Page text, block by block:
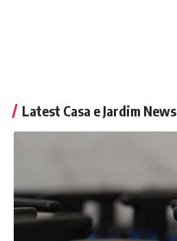
Latest Casa e Jardim News